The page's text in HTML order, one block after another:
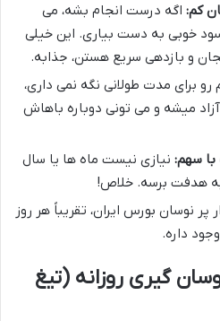
کم: اگه درست انجام بشه، می
خوبی به دست بیاری. این خیلی
و بازدهی سریع هستن، جذابه.
برای مدت طولانی نگه نمی داری،
میشه و می تونی دوباره باهاش
با سهم: نیازی نیست ماه ها یا سال
هدفت برسه. خلاص!
پر نوسان بورس ایران، تقریباً هر روز
داره.
گیری روزانه (تیغ